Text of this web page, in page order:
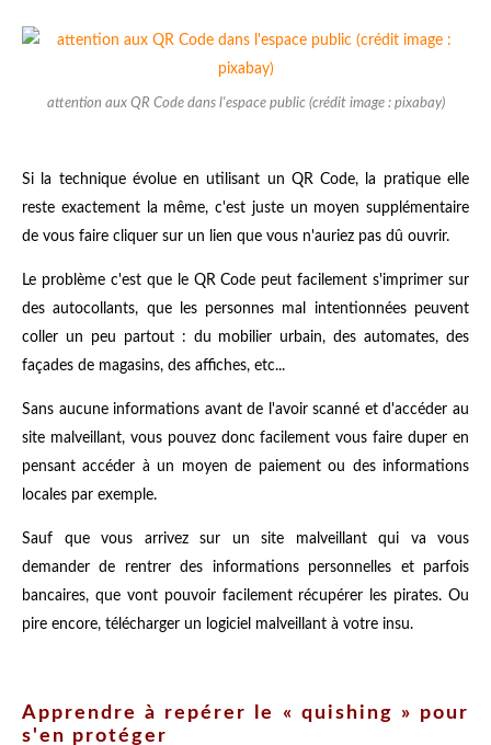
attention aux QR Code dans l'espace public (crédit image : pixabay)
Si la technique évolue en utilisant un QR Code, la pratique elle
reste exactement la même, c'est juste un moyen supplémentaire
de vous faire cliquer sur un lien que vous n'auriez pas dû ouvrir.
Le problème c'est que le QR Code peut facilement s'imprimer sur
des autocollants, que les personnes mal intentionnées peuvent
coller un peu partout : du mobilier urbain, des automates, des
façades de magasins, des affiches, etc...
Sans aucune informations avant de l'avoir scanné et d'accéder au
site malveillant, vous pouvez donc facilement vous faire duper en
pensant accéder à un moyen de paiement ou des informations
locales par exemple.
Sauf que vous arrivez sur un site malveillant qui va vous
demander de rentrer des informations personnelles et parfois
bancaires, que vont pouvoir facilement récupérer les pirates. Ou
pire encore, télécharger un logiciel malveillant à votre insu.
Apprendre à repérer le « quishing » pour
s'en protéger